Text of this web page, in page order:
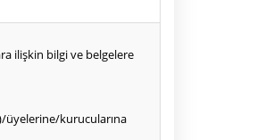
ilişkin bilgi ve belgelere
üyelerine/kurucularına